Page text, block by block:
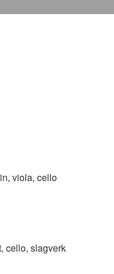
viola, cello
cello, slagverk